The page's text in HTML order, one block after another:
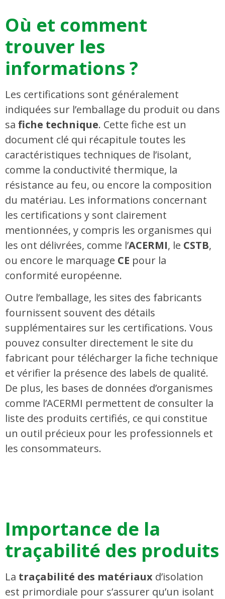
Où et comment
trouver les
informations ?
Les certifications sont généralement
indiquées sur l’emballage du produit ou dans
sa fiche technique. Cette fiche est un
document clé qui récapitule toutes les
caractéristiques techniques de l’isolant,
comme la conductivité thermique, la
résistance au feu, ou encore la composition
du matériau. Les informations concernant
les certifications y sont clairement
mentionnées, y compris les organismes qui
les ont délivrées, comme l’ACERMI, le CSTB,
ou encore le marquage CE pour la
conformité européenne.
Outre l’emballage, les sites des fabricants
fournissent souvent des détails
supplémentaires sur les certifications. Vous
pouvez consulter directement le site du
fabricant pour télécharger la fiche technique
et vérifier la présence des labels de qualité.
De plus, les bases de données d’organismes
comme l’ACERMI permettent de consulter la
liste des produits certifiés, ce qui constitue
un outil précieux pour les professionnels et
les consommateurs.
Importance de la
traçabilité des produits
La traçabilité des matériaux d’isolation
est primordiale pour s’assurer qu’un isolant